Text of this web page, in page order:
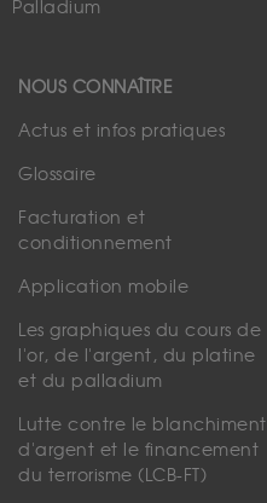
Palladium
NOUS CONNAÎTRE
Actus et infos pratiques
Glossaire
Facturation et
conditionnement
Application mobile
Les graphiques du cours de
l'or, de l'argent, du platine
et du palladium
Lutte contre le blanchiment
d'argent et le financement
du terrorisme (LCB-FT)